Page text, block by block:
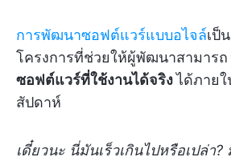
การพัฒนาซอฟต์แวร์แบบอไจล์เป็
โครงการที่ช่วยให้ผู้พัฒนาสามารถ
ซอฟต์แวร์ที่ใช้งานได้จริงได้ภายใ
สัปดาห์
เดี๋ยวนะ นี่มันเร็วเกินไปหรือเปล่า?